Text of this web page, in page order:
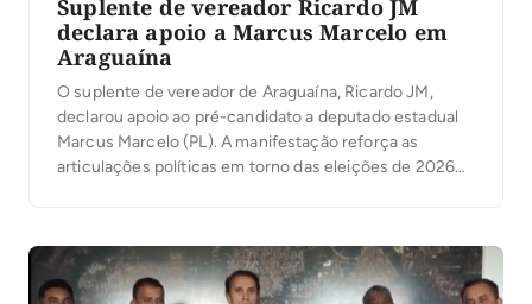
Suplente de vereador Ricardo JM
declara apoio a Marcus Marcelo em
Araguaína
O suplente de vereador de Araguaína, Ricardo JM,
declarou apoio ao pré-candidato a deputado estadual
Marcus Marcelo (PL). A manifestação reforça as
articulações políticas em torno das eleições de 2026
araguainense. Ele afirmou que a decisão de apoiar o
pré-candidato […]